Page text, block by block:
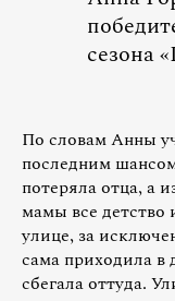
сезона
По словам Анны
последним
потеряла отца, а
мамы все детство
улице, за
сама приходила в
сбегала оттуда.